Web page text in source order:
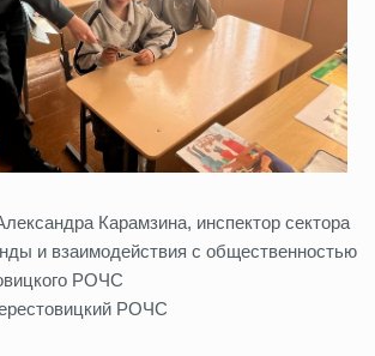
Карамзина, инспектор сектора
и взаимодействия с общественностью
РОЧС
РОЧС